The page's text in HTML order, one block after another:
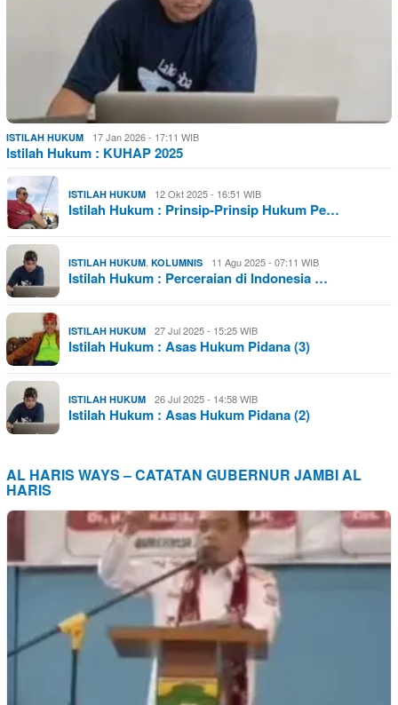
ISTILAH HUKUM 17 Jan 2026 - 17:11 WIB
Istilah Hukum : KUHAP 2025
ISTILAH HUKUM 12 Okt 2025 - 16:51 WIB
Istilah Hukum : Prinsip-Prinsip Hukum Pe…
ISTILAH HUKUM KOLUMNIS 11 Agu 2025 - 07:11 WIB
Istilah Hukum : Perceraian di Indonesia …
ISTILAH HUKUM 27 Jul 2025 - 15:25 WIB
Istilah Hukum : Asas Hukum Pidana (3)
ISTILAH HUKUM 26 Jul 2025 - 14:58 WIB
Istilah Hukum : Asas Hukum Pidana (2)
AL HARIS WAYS – CATATAN GUBERNUR JAMBI AL
HARIS